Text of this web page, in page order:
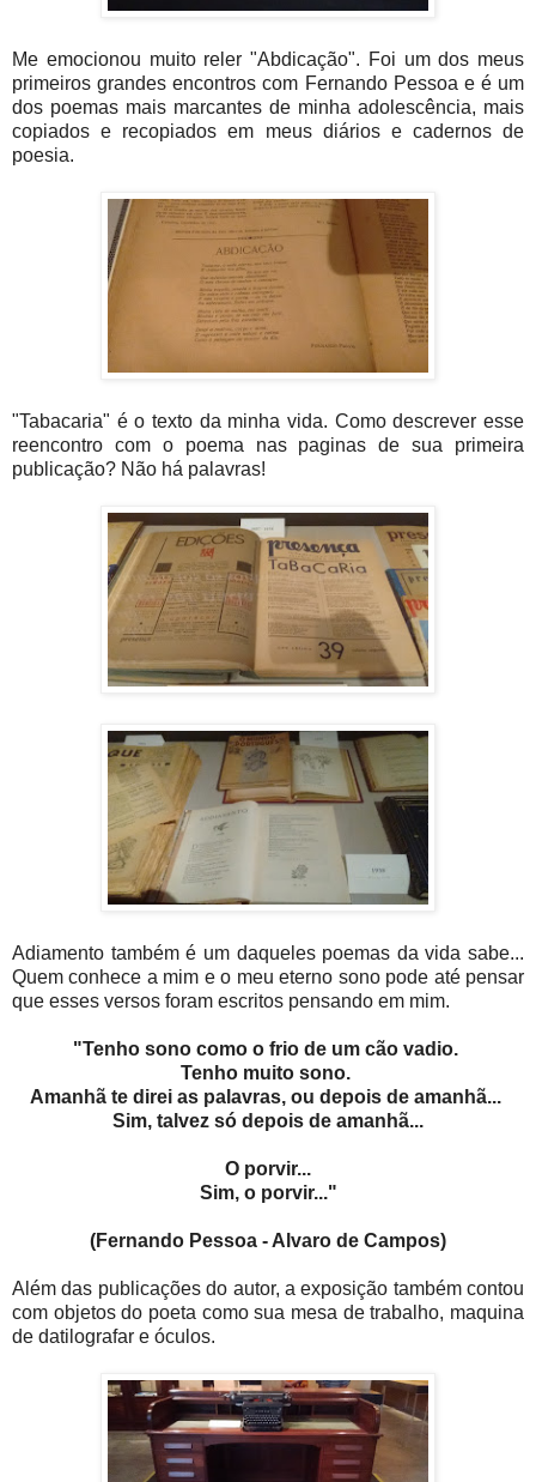
Me emocionou muito reler "Abdicação". Foi um dos meus
primeiros grandes encontros com Fernando Pessoa e é um
dos poemas mais marcantes de minha adolescência, mais
copiados e recopiados em meus diários e cadernos de
poesia.
"Tabacaria" é o texto da minha vida. Como descrever esse
reencontro com o poema nas paginas de sua primeira
publicação? Não há palavras!
Adiamento também é um daqueles poemas da vida sabe...
Quem conhece a mim e o meu eterno sono pode até pensar
que esses versos foram escritos pensando em mim.
"Tenho sono como o frio de um cão vadio.
Tenho muito sono.
Amanhã te direi as palavras, ou depois de amanhã...
Sim, talvez só depois de amanhã...
O porvir...
Sim, o porvir..."
(Fernando Pessoa - Alvaro de Campos)
Além das publicações do autor, a exposição também contou
com objetos do poeta como sua mesa de trabalho, maquina
de datilografar e óculos.